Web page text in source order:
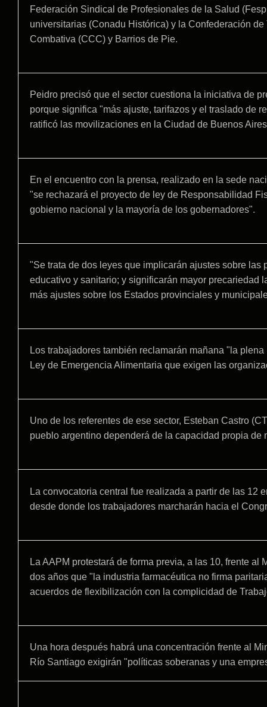
Federación Sindical de Profesionales de la Salud
universitarias (Conadu Histórica) y la Confederación
Combativa (CCC) y Barrios de Pie.
Peidro precisó que el sector cuestiona la iniciativa de
porque significa "más ajuste, tarifazos y el traslado de
ratificó las movilizaciones en la Ciudad de Buenos
En el encuentro con la prensa, realizado en la sede
"se rechazará el proyecto de ley de Responsabilidad
gobierno nacional y la mayoría de los gobernadores".
"Se trata de dos leyes que implicarán ajustes sobre
educativo y sanitario; y significarán mayor precariedad
más ajustes sobre los Estados provinciales y
Los trabajadores también reclamarán mañana "la
Ley de Emergencia Alimentaria que exigen las
Uno de los referentes de ese sector, Esteban Castro
pueblo argentino dependerá de la capacidad propia de
La convocatoria central fue realizada a partir de las 12
desde donde los trabajadores marcharán hacia el
La AAPM protestará de forma previa, a las 10, frente
dos años que "la industria farmacéutica no firma
acuerdos de flexibilización con la complicidad de
Una hora después habrá una concentración frente al
Río Santiago exigirán "políticas soberanas y una